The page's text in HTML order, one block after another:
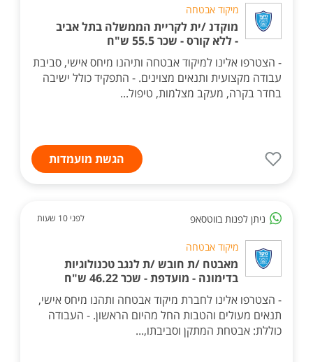
מיקוד אבטחה
מוקדנ /ית לקריית הממשלה בתל אביב
- ללא קורס - שכר 55.5 ש"ח
- הצטרפו אלינו למיקוד אבטחה ותיהנו מיחס אישי, סביבת
עבודה מקצועית ותנאים מצוינים. - התפקיד כולל ישיבה
בחדר בקרה, מעקב מצלמות, טיפול...
הגשת מועמדות
ניתן לפנות בווטסאפ לפני 10 שעות
מיקוד אבטחה
מאבטח /ת חובש /ת לנגב טכנולוגיות
בדימונה - מועדפת - שכר 46.22 ש"ח
- הצטרפו אלינו לחברת מיקוד אבטחה ותהנו מיחס אישי,
תנאים מעולים והטבות החל מהיום הראשון. - העבודה
כוללת: אבטחת המתקן וסביבתו,...